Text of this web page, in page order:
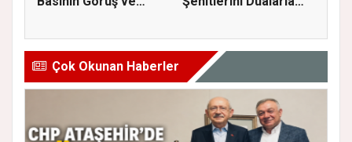
Çok Okunan Haberler